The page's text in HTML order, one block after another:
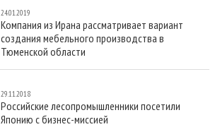
24.01.2019
Компания из Ирана рассматривает вариант
создания мебельного производства в
Тюменской области
29.11.2018
Российские лесопромышленники посетили
Японию с бизнес-миссией